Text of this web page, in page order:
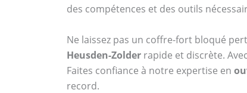
des compétences et des outils
Ne laissez pas un coffre-fort bloqué
Heusden-Zolder rapide et discrète.
Faites confiance à notre expertise en
record.